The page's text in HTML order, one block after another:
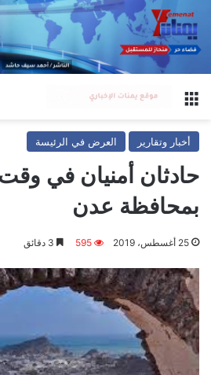
القائمة
أخبار وتقارير العرض في الرئيسة
حادثان أمنيان في
بمحافظة عدن
25 أغسطس، 2019 595